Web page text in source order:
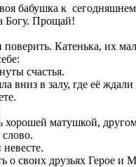
бабушка к
Богу. Прощай!
Катенька, их
счастья.
вниз в залу, где её
матушкой,
о своих друзьях Герое